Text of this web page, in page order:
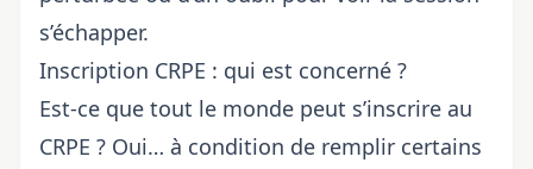
s’échapper.
Inscription CRPE : qui est concerné ?
Est-ce que tout le monde peut s’inscrire au
CRPE ? Oui… à condition de remplir certains